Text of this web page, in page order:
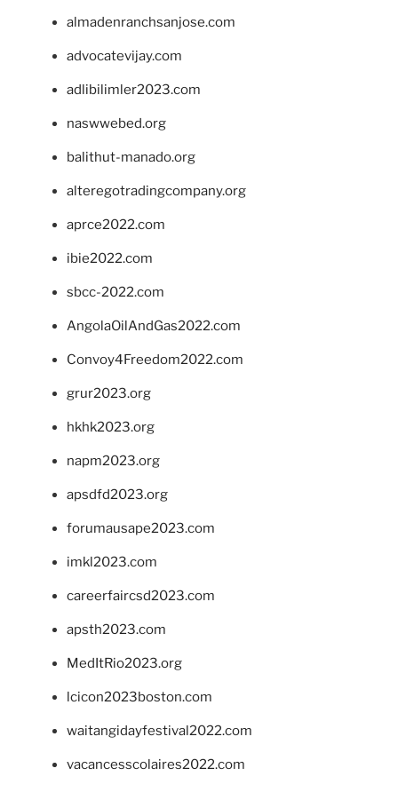
almadenranchsanjose.com
advocatevijay.com
adlibilimler2023.com
naswwebed.org
balithut-manado.org
alteregotradingcompany.org
aprce2022.com
ibie2022.com
sbcc-2022.com
AngolaOilAndGas2022.com
Convoy4Freedom2022.com
grur2023.org
hkhk2023.org
napm2023.org
apsdfd2023.org
forumausape2023.com
imkl2023.com
careerfaircsd2023.com
apsth2023.com
MedItRio2023.org
lcicon2023boston.com
waitangidayfestival2022.com
vacancesscolaires2022.com